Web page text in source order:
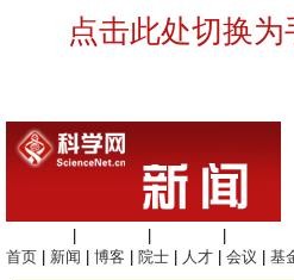
点击此处切换
首页
新闻 博客 院士 人才 会议 基